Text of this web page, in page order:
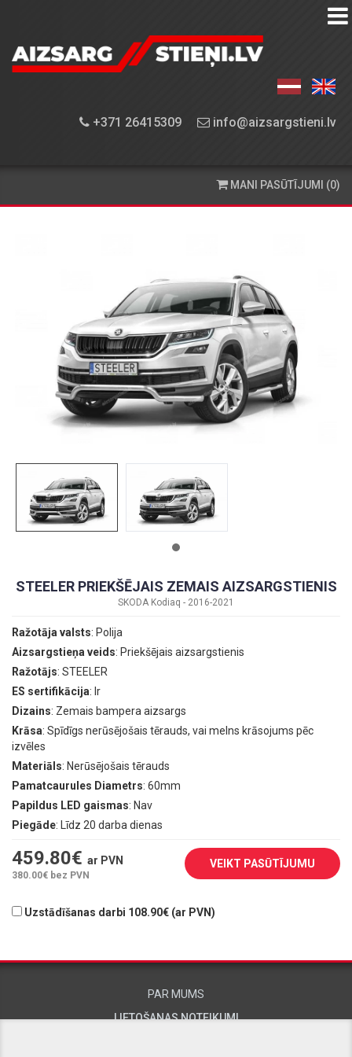
+371 26415309 info@aizsargstieni.lv
AIZSARGSTIEŅU
APRĪKOJUMA
PIEGĀDE
MANI PASŪTĪJUMI (0)
STEELER PRIEKŠĒJAIS ZEMAIS AIZSARGSTIENIS
SKODA Kodiaq - 2016-2021
Ražotāja valsts: Polija
Aizsargstieņa veids: Priekšējais aizsargstienis
Ražotājs: STEELER
ES sertifikācija: Ir
Dizains: Zemais bampera aizsargs
Krāsa: Spīdīgs nerūsējošais tērauds, vai melns krāsojums pēc
izvēles
Materiāls: Nerūsējošais tērauds
Pamatcaurules Diametrs: 60mm
Papildus LED gaismas: Nav
Piegāde: Līdz 20 darba dienas
459.80€ ar PVN
380.00€ bez PVN
VEIKT PASŪTĪJUMU
Uzstādīšanas darbi 108.90€ (ar PVN)
PAR MUMS
LIETOŠANAS NOTEIKUMI